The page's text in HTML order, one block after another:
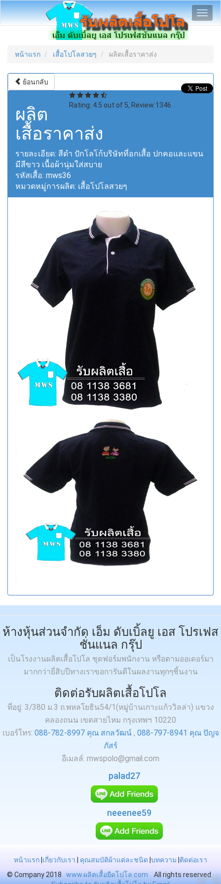
หน้าแรก เสื้อโปโลสวยๆ ผลิตเสื้อราคาส่ง
ย้อนกลับ
Rating: 4.5 out of 5, Review:1346
ผลิต
เสื้อราคาส่ง
รายละเอียด: สีดำ ปักโลโก้บริษัทที่อกเสื้อ ปกคอและแขน
มีสีขาว เนื้อผ้านุ่มใส่สบาย
รหัสเสื้อ: mws36
หมวดหมู่การผลิต: เสื้อโปโลสวยๆ
ห้างหุ้นส่วนจำกัด เอ็ม ดับเบิ้ลยู เอส โปรเฟส
ชั่นแนล กรุ๊ป
เป็นโรงงานผลิตเสื้อโปโล ชุดฟอร์มพนักงาน หรือตามออเดอร์มา
มากกว่ายี่สิบปีทางเราขอการันตีในผลงานทุกๆชิ้นงาน
ติดต่อรับผลิตเสื้อโปโล
ที่อยู่: 3/380 ม.3 ถ.พหลโยธิน54/1(หมู่บ้านเกาะแก้ววิลล่า) แขวง
คลองถนน เขตสายไหม กรุงเทพฯ 10220
เบอร์โทร: 088-782-8997 คุณ สกลวัฒน์ , 088-797-8941 คุณ ปัญจ
ภัสร์
อีเมลล์: mwspolo@gmail.com
palad27
neeenee59
หน้าแรก เกี่ยวกับเรา คุณสมบัติผ้าแต่ละชนิด บทความ ติดต่อเรา
© Company 2018 www.ผลิตเสื้อยืดโปโล.com All rights reserved